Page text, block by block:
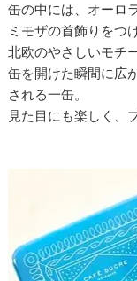
缶の中には、オーロ
ミモザの首飾りをつ
北欧のやさしいモチ
缶を開けた瞬間に広
される一缶。
見た目にも楽しく、